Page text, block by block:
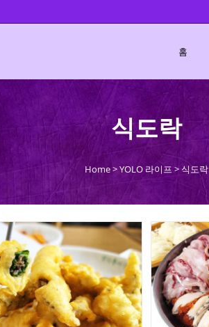
홈
식도락
Home>YOLO 라이프 > 식도락